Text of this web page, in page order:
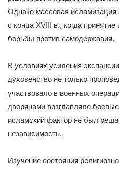
Однако массовая
с конца XVIII в., когда
борьбы против самодержавия.
В условиях усиления
духовенство не только
участвовало в военных
дворянами возглавляло
исламский фактор не был
независимость.
Изучение состояния